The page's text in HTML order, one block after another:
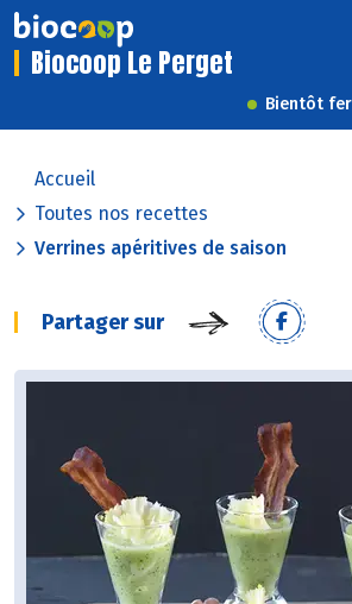
Biocoop Le Perget
Bientôt
Accueil
Toutes nos recettes
Verrines apéritives de saison
Partager sur